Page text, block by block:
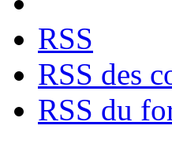
RSS
RSS des
RSS du